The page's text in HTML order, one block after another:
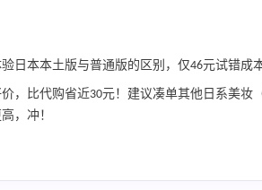
日本本土版与普通版的区别，仅46元试错成
，比代购省近30元！建议凑单其他日系美妆
，冲！
Suit